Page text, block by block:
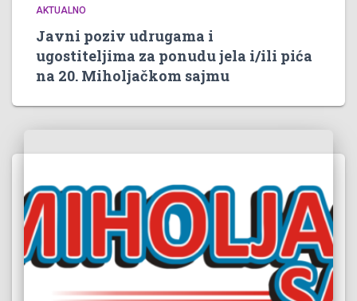
AKTUALNO
Javni poziv udrugama i
ugostiteljima za ponudu jela i/ili pića
na 20. Miholjačkom sajmu